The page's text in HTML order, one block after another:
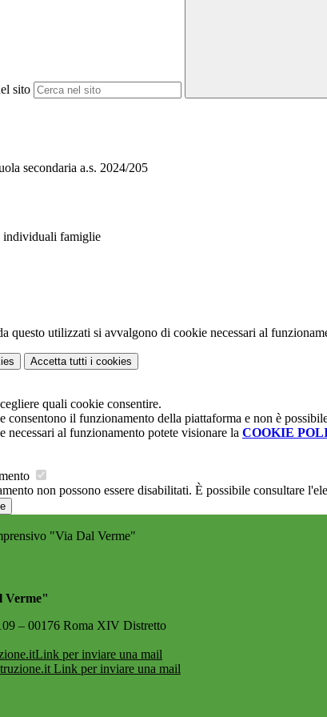
sito
secondaria a.s. 2024/205
individuali famiglie
questo utilizzati si avvalgono di cookie necessari al
Accetta tutti i cookies
quali cookie consentire.
consentono il funzionamento della piattaforma e non è
necessari al funzionamento potete visionare la COOKIE
non possono essere disabilitati. È possibile consultare
"Via Dal Verme"
Verme"
– 00176 Roma XIV Distretto
Link per inviare una mail
Link per inviare una mail